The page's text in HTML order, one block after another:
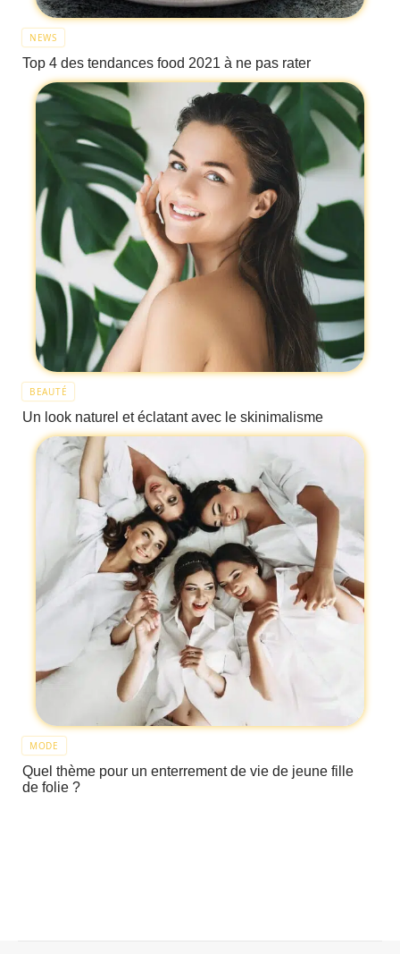
NEWS
Top 4 des tendances food 2021 à ne pas rater
BEAUTÉ
Un look naturel et éclatant avec le skinimalisme
MODE
Quel thème pour un enterrement de vie de jeune fille
de folie ?